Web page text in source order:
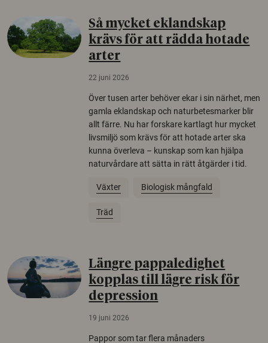
Så mycket eklandskap
krävs för att rädda hotade
arter
22 juni 2026
Över tusen arter behöver ekar i sin närhet, men
gamla eklandskap och naturbetesmarker blir
allt färre. Nu har forskare kartlagt hur mycket
livsmiljö som krävs för att hotade arter ska
kunna överleva – kunskap som kan hjälpa
naturvårdare att sätta in rätt åtgärder i tid.
Växter Biologisk mångfald
Träd
Längre pappaledighet
kopplas till lägre risk för
depression
19 juni 2026
Pappor som tar flera månaders